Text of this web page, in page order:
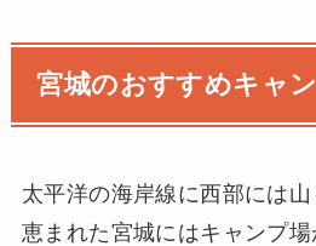
宮城のおすすめキャ
太平洋の海岸線に西部には
恵まれた宮城にはキャンプ